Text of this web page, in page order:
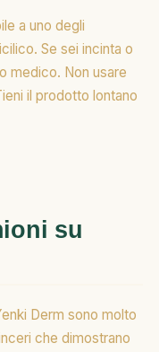
a uno degli
Se sei incinta o
medico. Non usare
il prodotto lontano
su
Derm sono molto
che dimostrano